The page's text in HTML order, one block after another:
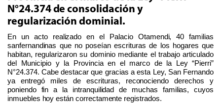
N°24.374 de consolidación y
regularización dominial.
En un acto realizado en el Palacio Otamendi, 40 familias
sanfernandinas que no poseían escrituras de los hogares que
habitan, regularizaron su dominio mediante el trabajo articulado
del Municipio y la Provinciaen el marco de la Ley “Pierri”
N°24.374. Cabe destacar que gracias a esta Ley, San Fernando
yaentregó miles deescrituras, reconociendo derechos y
poniendo fin a la intranquilidad de muchas familias, cuyos
inmuebles hoy están correctamente registrados.